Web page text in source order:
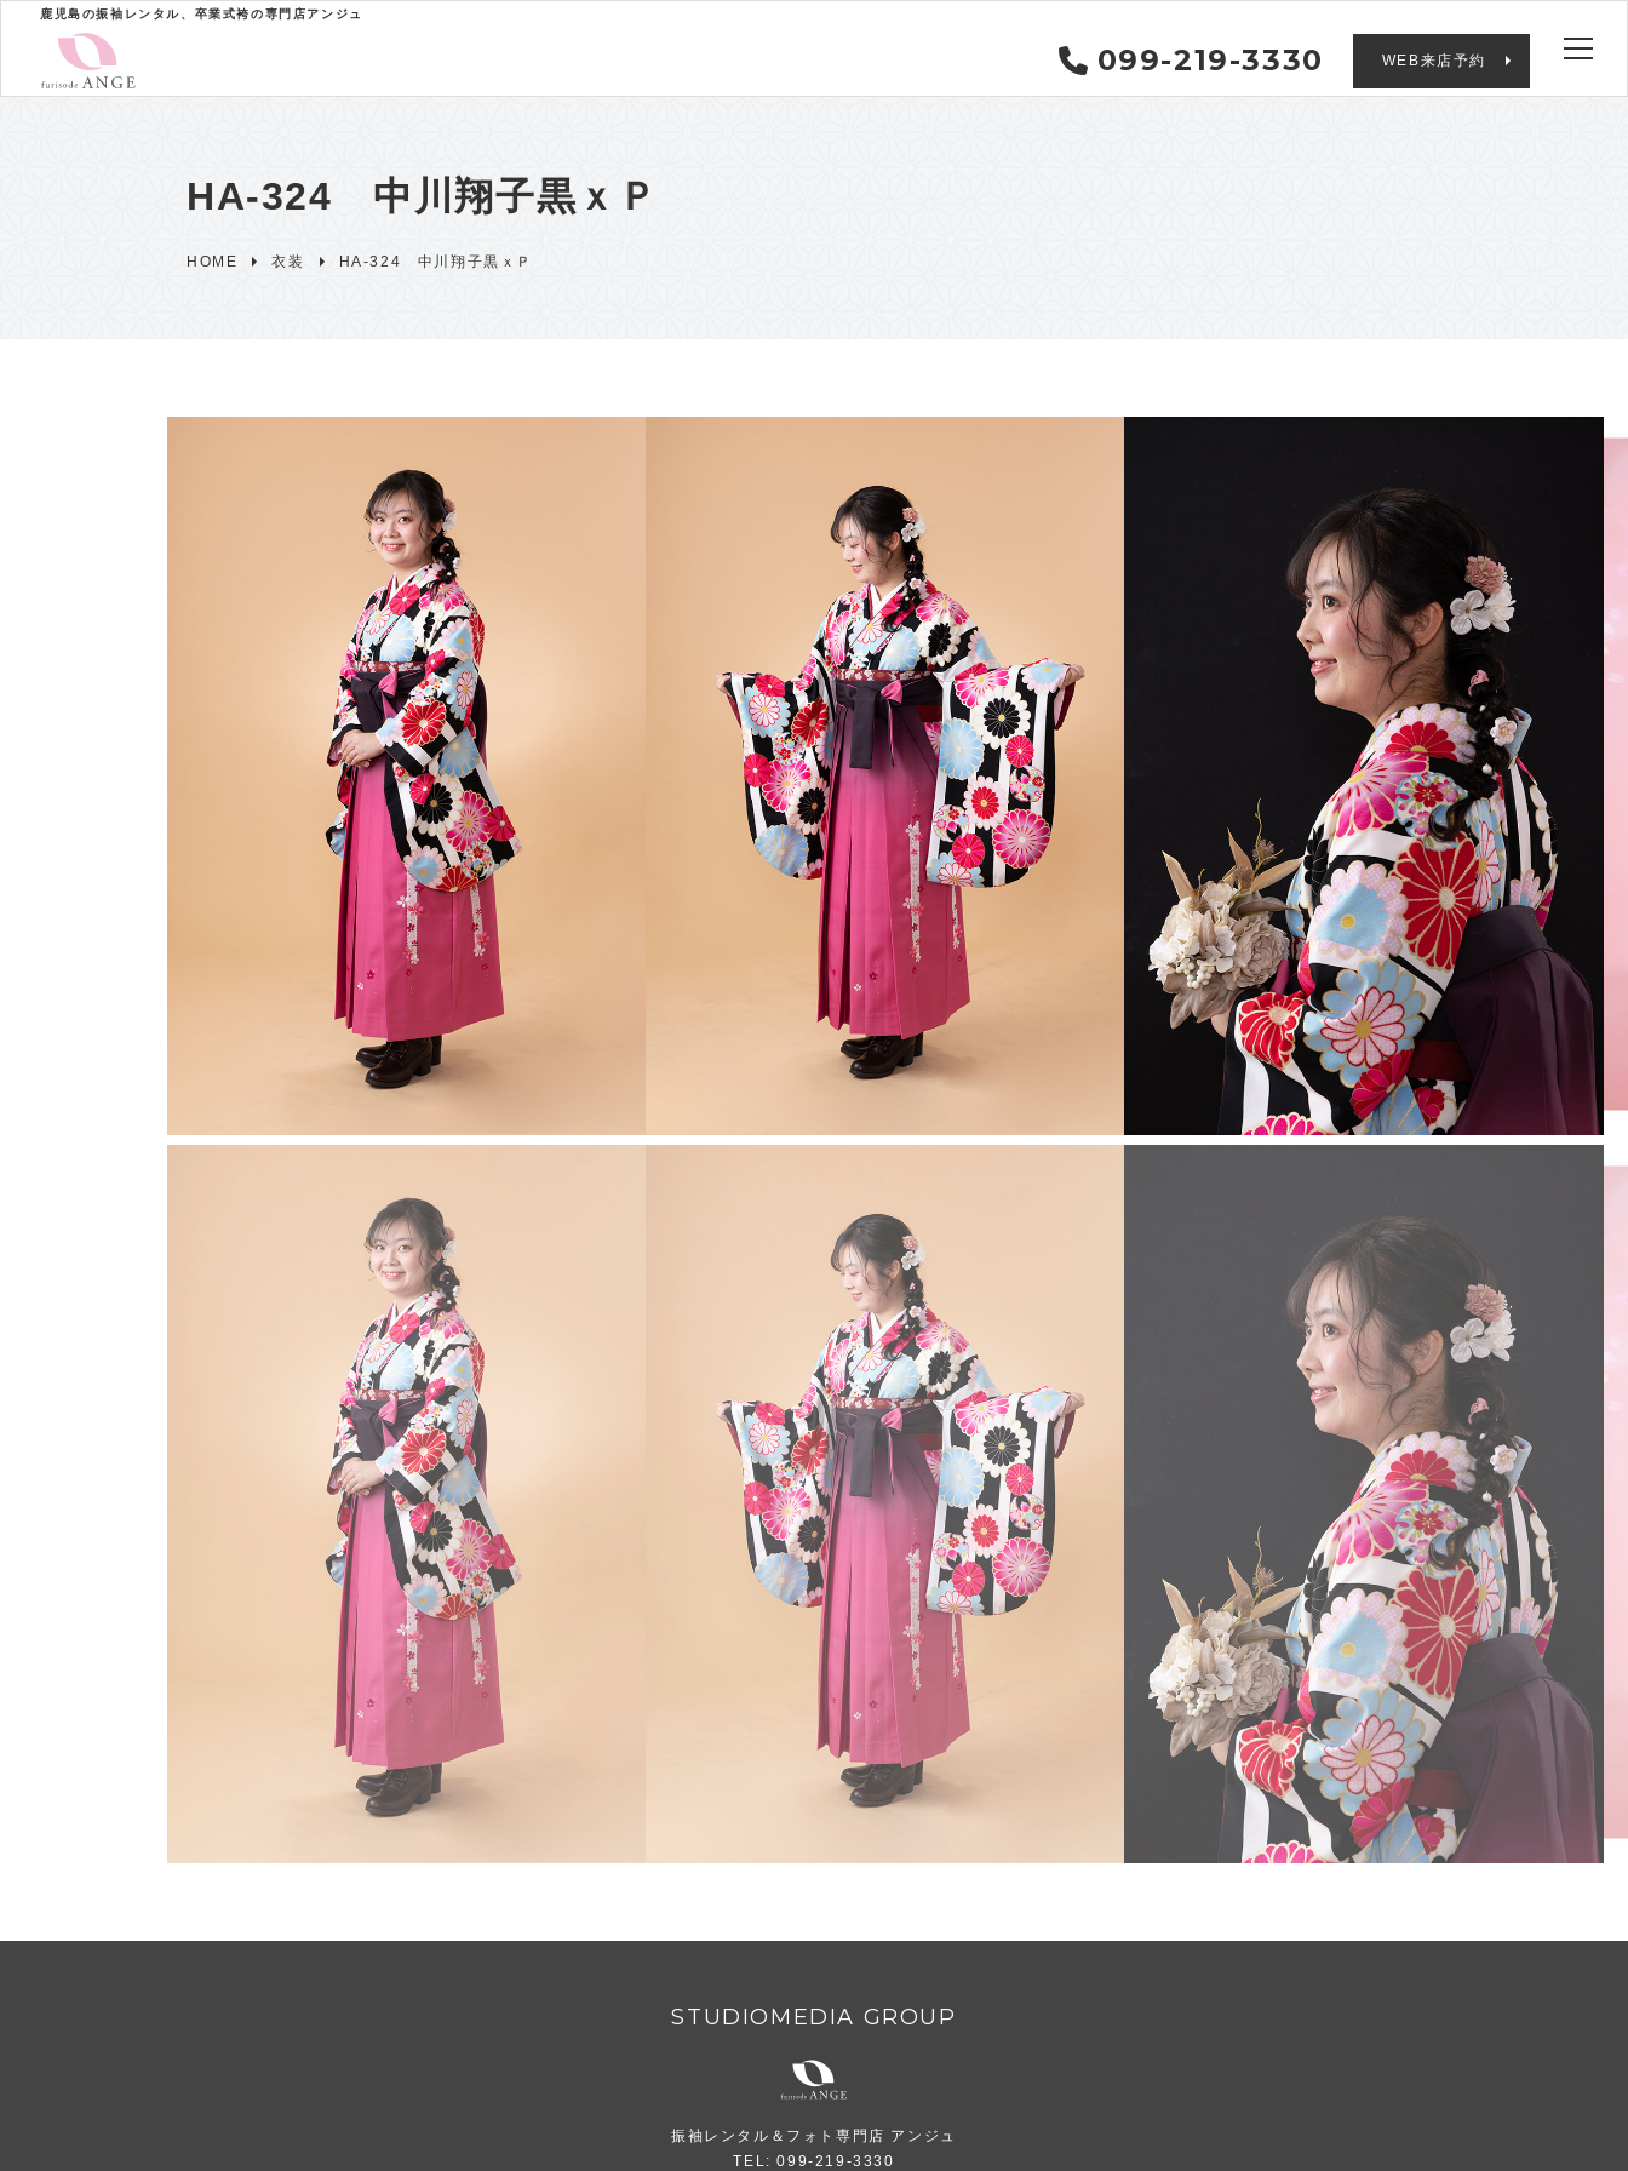
鹿児島の振袖レンタル、卒業式袴の専門店アンジュ
099-219-3330 WEB来店予約
HA-324 中川翔子黒ｘＰ
HOME 衣装 HA-324 中川翔子黒ｘＰ
レンタル価格
袴レンタル7点セット
41,800
#黒 #レトロモダン
中川翔子デザイン
※袴の組み合わせはイメージです。お好みのデザインをサイズからお選びいただけます
※レンタルセットに含まれる袴下帯・重衿はおまかせになります。色柄を選んでコーデ
ィネートいたしますので、ご安心ください
STUDIOMEDIA GROUP
振袖レンタル＆フォト専門店 アンジュ
TEL: 099-219-3330